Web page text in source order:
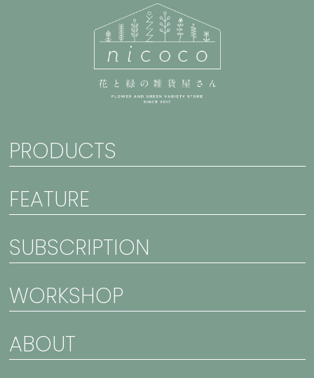
PRODUCTS
FEATURE
SUBSCRIPTION
WORKSHOP
ABOUT